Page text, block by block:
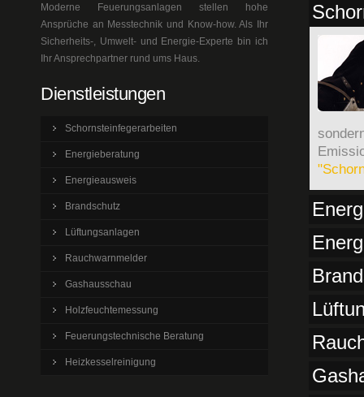
Moderne Feuerungsanlagen stellen hohe
Ansprüche an Messtechnik und Know-how. Als Ihr
Sicherheits-, Umwelt- und Energie-Experte bin ich
Ihr Ansprechpartner rund ums Haus.
Dienstleistungen
Schornsteinfegerarbeiten
Energieberatung
Energieausweis
Brandschutz
Lüftungsanlagen
Rauchwarnmelder
Gashausschau
Holzfeuchtemessung
Feuerungstechnische Beratung
Heizkesselreinigung